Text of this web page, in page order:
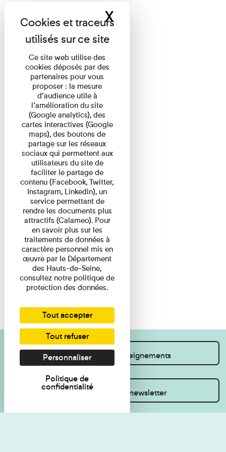
Je souhaite des renseignements
Inscrivez-vous à la newsletter
Ce site web utilise des
cookies déposés par des
partenaires pour vous
proposer : la mesure
d’audience utile à
l’amélioration du site
(Google analytics), des
cartes interactives (Google
maps), des boutons de
partage sur les réseaux
sociaux qui permettent aux
utilisateurs du site de
faciliter le partage de
contenu (Facebook, Twitter,
Instagram, Linkedin), un
service permettant de
rendre les documents plus
attractifs (Calameo). Pour
en savoir plus sur les
traitements de données à
caractère personnel mis en
œuvre par le Département
des Hauts-de-Seine,
consultez notre politique de
protection des données.
Tout accepter
Tout refuser
Personnaliser
Politique de
confidentialité
XMasquer le